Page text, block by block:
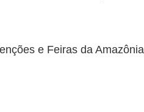
e Feiras da Amazônia